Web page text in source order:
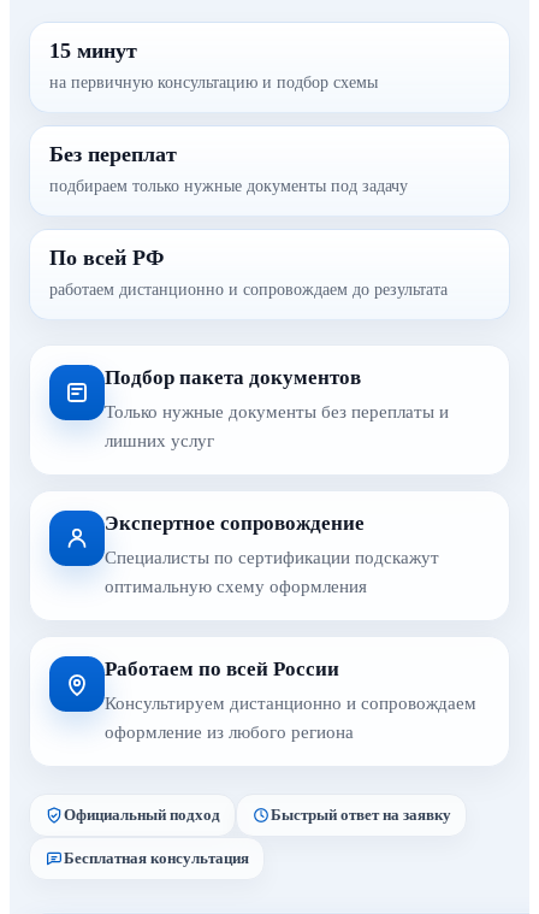
15 минут
на первичную консультацию и подбор схемы
Без переплат
подбираем только нужные документы под задачу
По всей РФ
работаем дистанционно и сопровождаем до результата
Подбор пакета документов
Только нужные документы без переплаты и
лишних услуг
Экспертное сопровождение
Специалисты по сертификации подскажут
оптимальную схему оформления
Работаем по всей России
Консультируем дистанционно и сопровождаем
оформление из любого региона
Официальный подход Быстрый ответ на заявку
Бесплатная консультация